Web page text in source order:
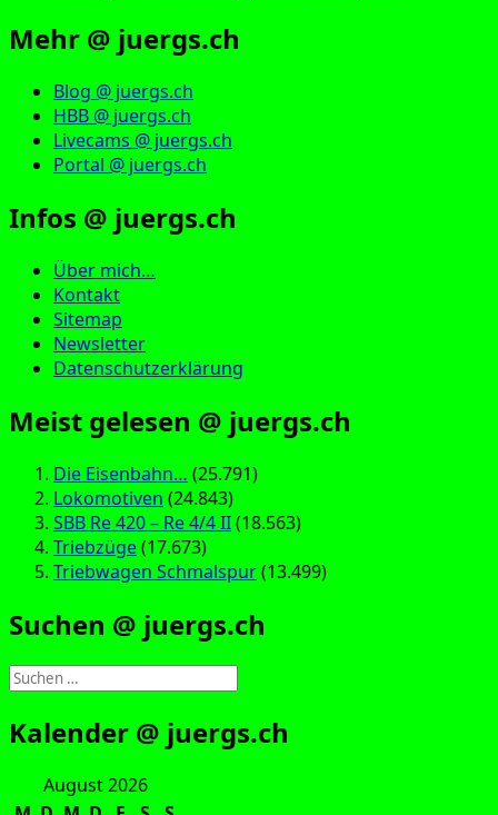
Mehr @ juergs.ch
Blog @ juergs.ch
HBB @ juergs.ch
Livecams @ juergs.ch
Portal @ juergs.ch
Infos @ juergs.ch
Über mich…
Kontakt
Sitemap
Newsletter
Datenschutzerklärung
Meist gelesen @ juergs.ch
Die Eisenbahn… (25.791)
Lokomotiven (24.843)
SBB Re 420 – Re 4/4 II(18.563)
Triebzüge(17.673)
Triebwagen Schmalspur(13.499)
Suchen @ juergs.ch
Suchen
nach:
Kalender @ juergs.ch
August 2026